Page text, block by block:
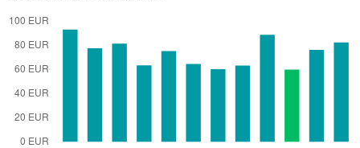
Slavonski Brod